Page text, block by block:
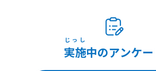
実施
じっし
中のアンケー